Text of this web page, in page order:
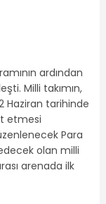
ardından
Milli takımın,
Haziran tarihinde
etmesi
Para
olan milli
arenada ilk